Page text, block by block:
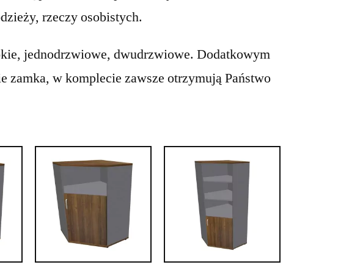
rzeczy osobistych.
jednodrzwiowe, dwudrzwiowe. Dodatkowym
zamka, w komplecie zawsze otrzymują Państwo